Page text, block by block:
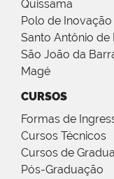
Quissamã
Polo de
Santo Antônio de
São João da
Magé
CURSOS
Formas de
Cursos Técnicos
Cursos de
Pós-Graduação